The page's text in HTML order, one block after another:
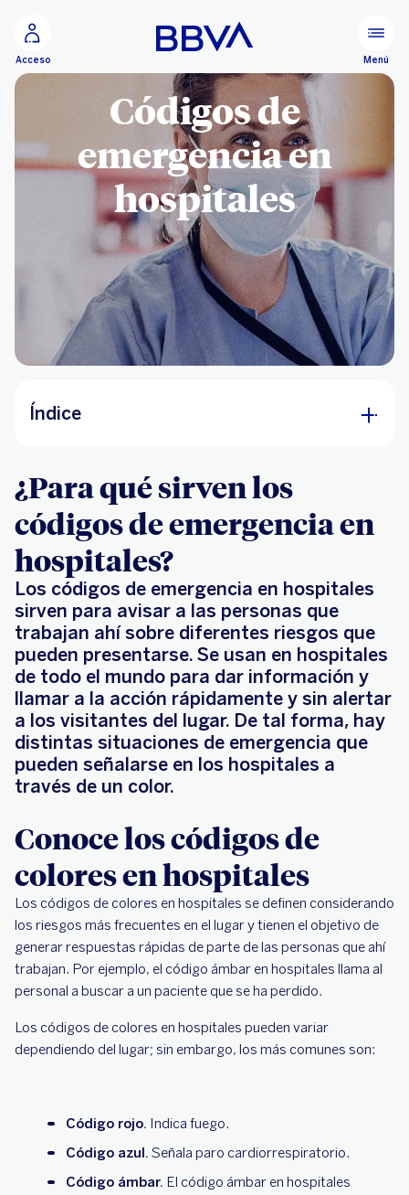
Acceso Menú
Códigos de
emergencia en
hospitales
Índice
en hospitales?
Conoce los códigos de colores en hospitales
¿Para qué sirven los
códigos de emergencia en
hospitales?
Los códigos de emergencia en hospitales
sirven para avisar a las personas que
trabajan ahí sobre diferentes riesgos que
pueden presentarse. Se usan en hospitales
de todo el mundo para dar información y
llamar a la acción rápidamente y sin alertar
a los visitantes del lugar. De tal forma, hay
distintas situaciones de emergencia que
pueden señalarse en los hospitales a
través de un color.
Conoce los códigos de
colores en hospitales
Los códigos de colores en hospitales se definen considerando
los riesgos más frecuentes en el lugar y tienen el objetivo de
generar respuestas rápidas de parte de las personas que ahí
trabajan. Por ejemplo, el código ámbar en hospitales llama al
personal a buscar a un paciente que se ha perdido.
Los códigos de colores en hospitales pueden variar
dependiendo del lugar; sin embargo, los más comunes son:
Código rojo. Indica fuego.
Código azul. Señala paro cardiorrespiratorio.
Código ámbar. El código ámbar en hospitales